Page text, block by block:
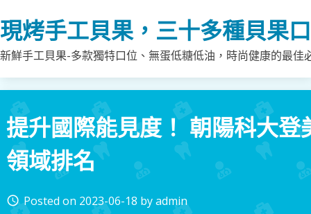
to
content
現烤手工貝果，三十多種貝果
新鮮手工貝果-多款獨特口位、無蛋低糖低油，時尚健康的最
提升國際能見度！ 朝陽科大登
領域排名
access_time Posted on 2023-06-18 byadmin